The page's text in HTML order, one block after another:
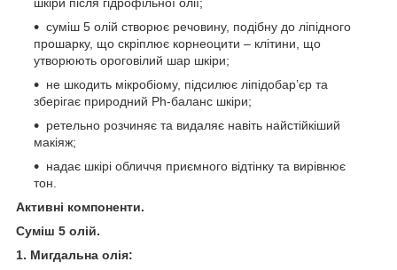
суміш 5 олій створює речовину, подібну до ліпідного
прошарку, що скріплює корнеоцити – клітини, що
утворюють ороговілий шар шкіри;
не шкодить мікробіому, підсилює ліпідобар’єр та
зберігає природний Ph-баланс шкіри;
ретельно розчиняє та видаляє навіть найстійкіший
макіяж;
надає шкірі обличчя приємного відтінку та вирівнює
тон.
Активні компоненти.
Суміш 5 олій.
1. Мигдальна олія: